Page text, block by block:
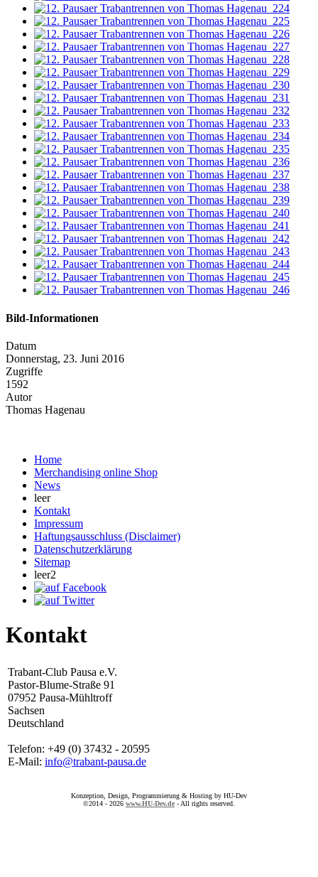
Bild-Informationen
Datum
Donnerstag, 23. Juni 2016
Zugriffe
1592
Autor
Thomas Hagenau
Home
Merchandising online Shop
News
leer
Kontakt
Impressum
Haftungsausschluss (Disclaimer)
Datenschutzerklärung
Sitemap
leer2
Kontakt
Trabant-Club Pausa e.V.
Pastor-Blume-Straße 91
07952 Pausa-Mühltroff
Sachsen
Deutschland
Telefon: +49 (0) 37432 - 20595
E-Mail: info@trabant-pausa.de
Konzeption, Design, Programmierung & Hosting by HU-Dev
©2014 - 2026 www.HU-Dev.de - All rights reserved.